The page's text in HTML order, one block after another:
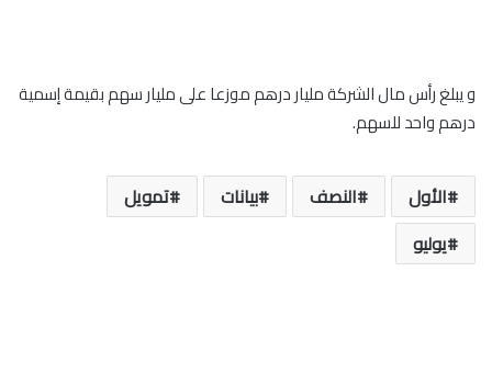
و يبلغ رأس مال الشركة مليار درهم موزعا على مليار سهم بقيمة إسمية
درهم واحد للسهم.
الأول النصف بيانات
تمويل
يوليو